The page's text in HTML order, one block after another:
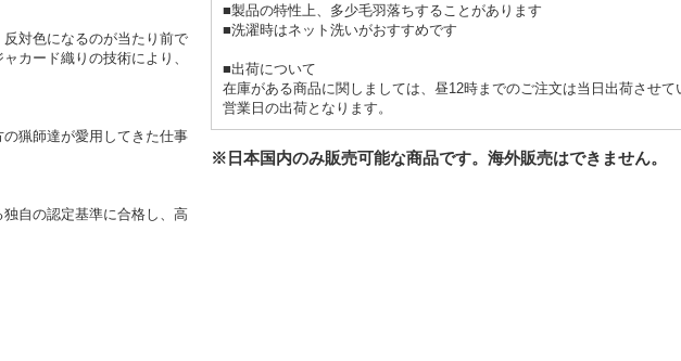
対色になるのが当たり前で
カード織りの技術により、
猟師達が愛用してきた仕事
自の認定基準に合格し、高
■製品の特性上、多少毛羽落ちすることがあります
■洗濯時はネット洗いがおすすめです
■出荷について
在庫がある商品に関しましては、昼12時までのご注文は当日出荷させ
営業日の出荷となります。
※日本国内のみ販売可能な商品です。海外販売はできません。